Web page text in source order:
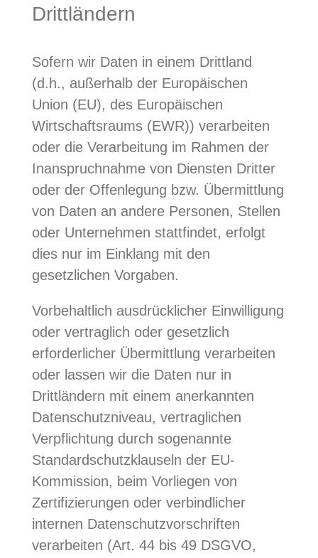
Drittländern
Sofern wir Daten in einem Drittland
(d.h., außerhalb der Europäischen
Union (EU), des Europäischen
Wirtschaftsraums (EWR)) verarbeiten
oder die Verarbeitung im Rahmen der
Inanspruchnahme von Diensten Dritter
oder der Offenlegung bzw. Übermittlung
von Daten an andere Personen, Stellen
oder Unternehmen stattfindet, erfolgt
dies nur im Einklang mit den
gesetzlichen Vorgaben.
Vorbehaltlich ausdrücklicher Einwilligung
oder vertraglich oder gesetzlich
erforderlicher Übermittlung verarbeiten
oder lassen wir die Daten nur in
Drittländern mit einem anerkannten
Datenschutzniveau, vertraglichen
Verpflichtung durch sogenannte
Standardschutzklauseln der EU-
Kommission, beim Vorliegen von
Zertifizierungen oder verbindlicher
internen Datenschutzvorschriften
verarbeiten (Art. 44 bis 49 DSGVO,